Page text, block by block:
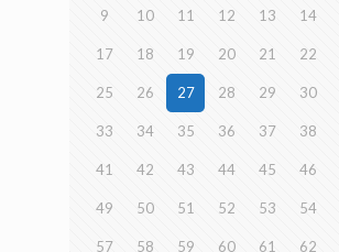
9 10 11 12 13 14
17 18 19 20 21 22
25 26 27 28 29 30
33 34 35 36 37 38
41 42 43 44 45 46
49 50 51 52 53 54
57 58 59 60 61 62